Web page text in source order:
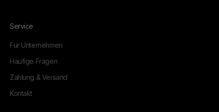
Service
Für Unternehmen
Häufige Fragen
Zahlung & Versand
Kontakt